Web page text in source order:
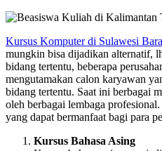
Kursus Komputer di Sulawesi
mungkin bisa dijadikan alternatif,
bidang tertentu, beberapa
mengutamakan calon karyawan
bidang tertentu. Saat ini berbagai
oleh berbagai lembaga
yang dapat bermanfaat bagi para
Kursus Bahasa Asing